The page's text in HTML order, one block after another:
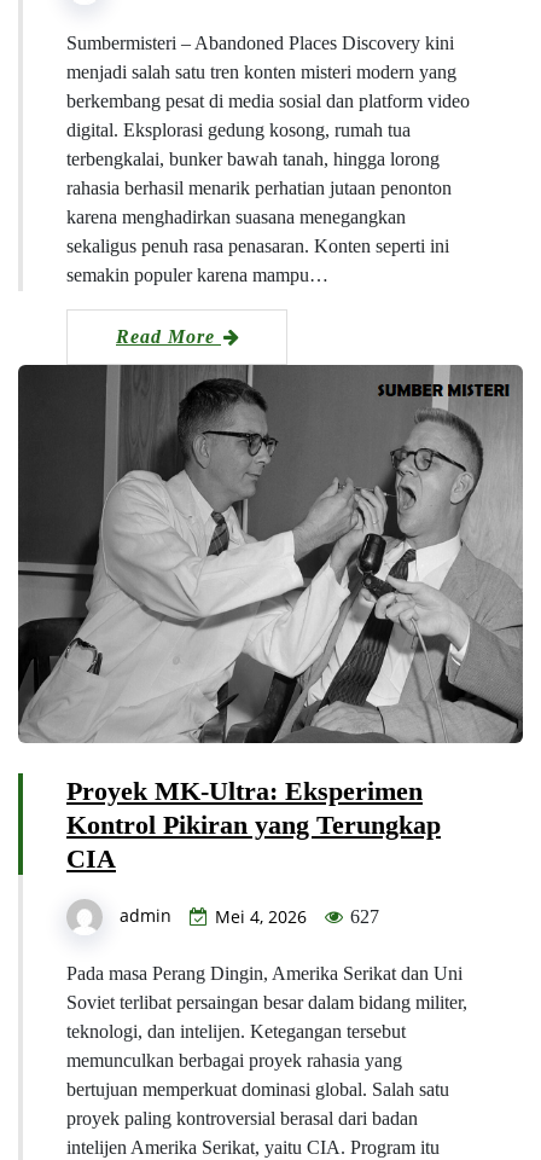
Sumbermisteri – Abandoned Places Discovery kini
menjadi salah satu tren konten misteri modern yang
berkembang pesat di media sosial dan platform video
digital. Eksplorasi gedung kosong, rumah tua
terbengkalai, bunker bawah tanah, hingga lorong
rahasia berhasil menarik perhatian jutaan penonton
karena menghadirkan suasana menegangkan
sekaligus penuh rasa penasaran. Konten seperti ini
semakin populer karena mampu…
Read More
Proyek MK-Ultra: Eksperimen
Kontrol Pikiran yang Terungkap
CIA
admin Mei 4, 2026 627
Pada masa Perang Dingin, Amerika Serikat dan Uni
Soviet terlibat persaingan besar dalam bidang militer,
teknologi, dan intelijen. Ketegangan tersebut
memunculkan berbagai proyek rahasia yang
bertujuan memperkuat dominasi global. Salah satu
proyek paling kontroversial berasal dari badan
intelijen Amerika Serikat, yaitu CIA. Program itu